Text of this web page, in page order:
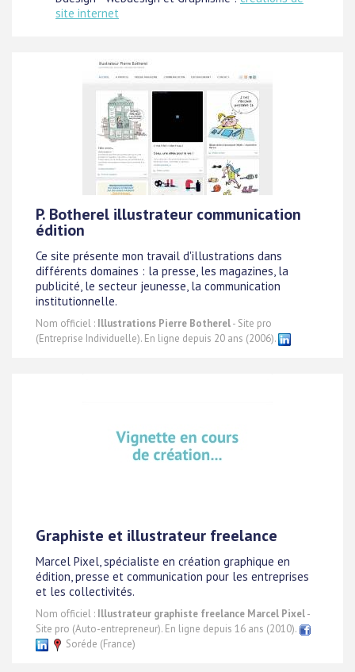
site internet
P. Botherel illustrateur communication
édition
Ce site présente mon travail d'illustrations dans
différents domaines : la presse, les magazines, la
publicité, le secteur jeunesse, la communication
institutionnelle.
Nom officiel : Illustrations Pierre Botherel- Site pro
(Entreprise Individuelle). En ligne depuis 20 ans (2006).
Graphiste et illustrateur freelance
Marcel Pixel, spécialiste en création graphique en
édition, presse et communication pour les entreprises
et les collectivités.
Nom officiel : Illustrateur graphiste freelance Marcel Pixel-
Site pro (Auto-entrepreneur). En ligne depuis 16 ans (2010).
Soréde (France)